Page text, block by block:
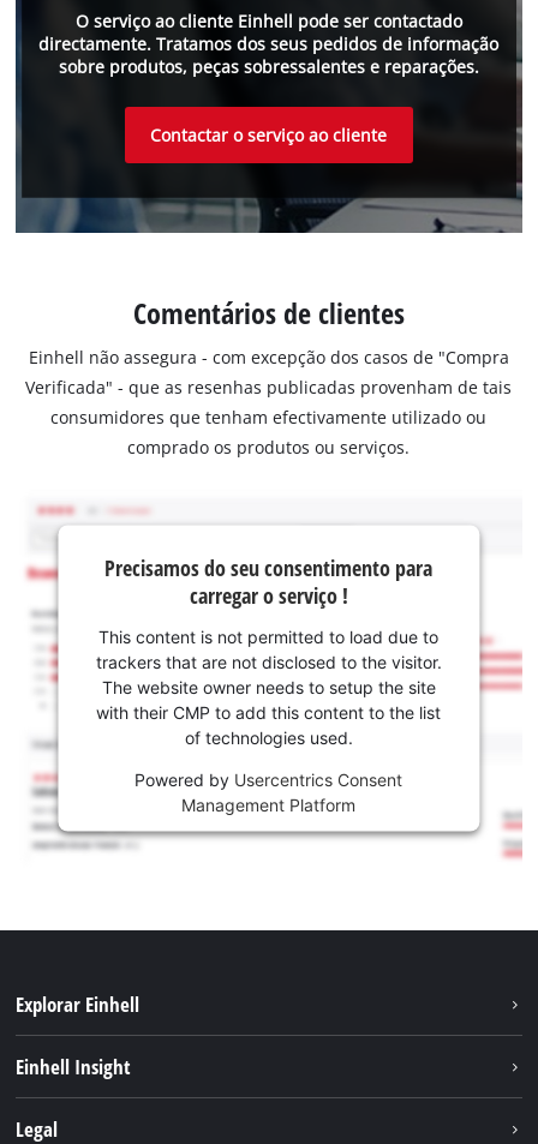
O serviço ao cliente Einhell pode ser contactado
directamente. Tratamos dos seus pedidos de informação
sobre produtos, peças sobressalentes e reparações.
Contactar o serviço ao cliente
Comentários de clientes
Einhell não assegura - com excepção dos casos de "Compra
Verificada" - que as resenhas publicadas provenham de tais
consumidores que tenham efectivamente utilizado ou
comprado os produtos ou serviços.
Precisamos do seu consentimento para
carregar o serviço !
This content is not permitted to load due to
trackers that are not disclosed to the visitor.
The website owner needs to setup the site
with their CMP to add this content to the list
of technologies used.
Powered by Usercentrics Consent
Management Platform
Explorar Einhell
Serviço
Einhell Insight
Legal